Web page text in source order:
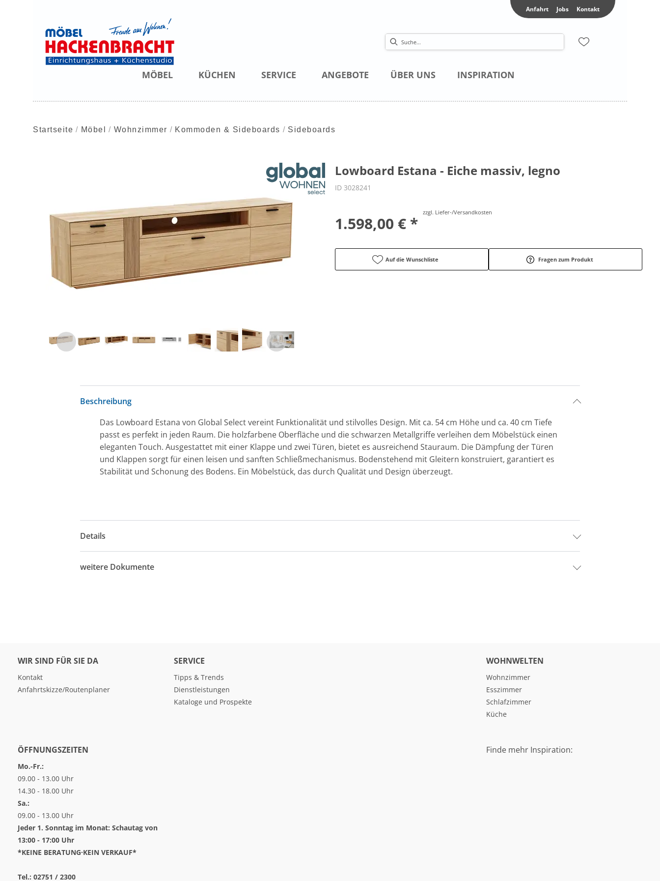
Anfahrt Jobs Kontakt
MÖBEL KÜCHEN SERVICE ANGEBOTE ÜBER UNS INSPIRATION
Startseite Möbel Wohnzimmer Kommoden & Sideboards Sideboards
Lowboard Estana - Eiche massiv, legno
ID 3028241
1.598,00 € *
zzgl. Liefer-/Versandkosten
Auf die Wunschliste Fragen zum Produkt
Beschreibung
Das Lowboard Estana von Global Select vereint Funktionalität und stilvolles Design. Mit ca. 54 cm Höhe und ca. 40 cm Tiefe
passt es perfekt in jeden Raum. Die holzfarbene Oberfläche und die schwarzen Metallgriffe verleihen dem Möbelstück einen
eleganten Touch. Ausgestattet mit einer Klappe und zwei Türen, bietet es ausreichend Stauraum. Die Dämpfung der Türen
und Klappen sorgt für einen leisen und sanften Schließmechanismus. Bodenstehend mit Gleitern konstruiert, garantiert es
Stabilität und Schonung des Bodens. Ein Möbelstück, das durch Qualität und Design überzeugt.
Details
weitere Dokumente
WIR SIND FÜR SIE DA
Kontakt
Anfahrtskizze/Routenplaner
SERVICE
Tipps & Trends
Dienstleistungen
Kataloge und Prospekte
WOHNWELTEN
Wohnzimmer
Esszimmer
Schlafzimmer
Küche
ÖFFNUNGSZEITEN
Mo.-Fr.:
09.00 - 13.00 Uhr
14.30 - 18.00 Uhr
Sa.:
09.00 - 13.00 Uhr
Jeder 1. Sonntag im Monat: Schautag von
13:00 - 17:00 Uhr
*KEINE BERATUNG·KEIN VERKAUF*
Tel.: 02751 / 2300
Finde mehr Inspiration: